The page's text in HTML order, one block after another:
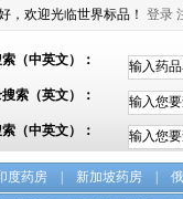
，欢迎光临世界标品！ 登录
（中英文）：
索（英文）：
（中英文）：
度药房 新加坡药房